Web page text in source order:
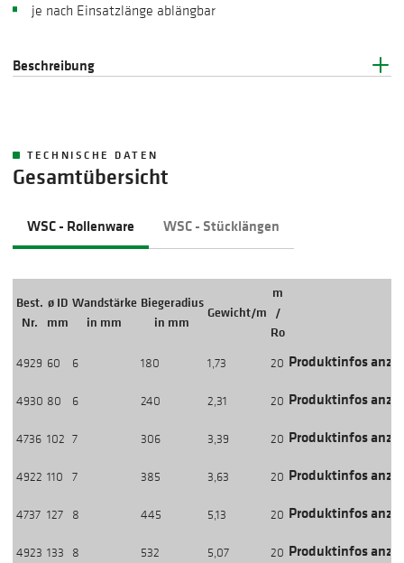
je nach Einsatzlänge ablängbar
Beschreibung
TECHNISCHE DATEN
Gesamtübersicht
WSC - Rollenware WSC - Stücklängen
Best.
Nr.
ø ID
mm
Wandstärke
in mm
Biegeradius
in mm
Gewicht/m
m
/
Ro
4929 60 6 180 1,73 20 Produktinfos
4930 80 6 240 2,31 20 Produktinfos
4736 102 7 306 3,39 20 Produktinfos
4922 110 7 385 3,63 20 Produktinfos
4737 127 8 445 5,13 20 Produktinfos
4923 133 8 532 5,07 20 Produktinfos